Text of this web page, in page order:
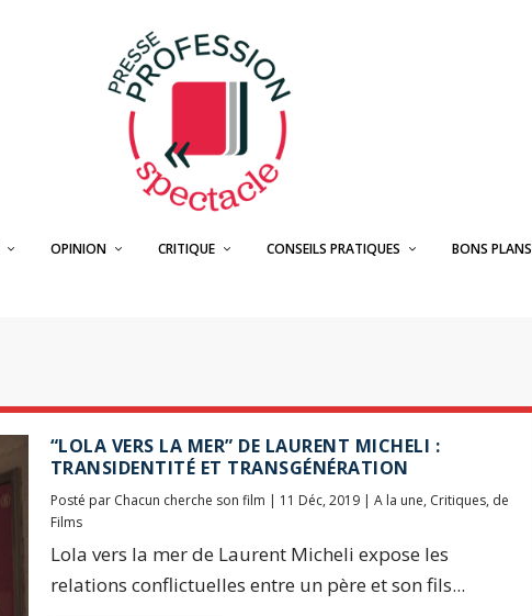
OPINION CRITIQUE CONSEILS PRATIQUES BONS PLANS
“LOLA VERS LA MER” DE LAURENT MICHELI :
TRANSIDENTITÉ ET TRANSGÉNÉRATION
Posté par Chacun cherche son film | 11 Déc, 2019| A la une, Critiques, de
Films
Lola vers la mer de Laurent Micheli expose les
relations conflictuelles entre un père et son fils...